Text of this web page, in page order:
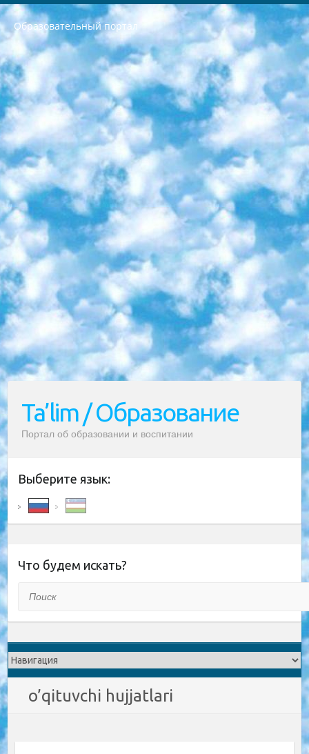
Образовательный портал
РЕСПУБЛИКА УЗБЕКИСТАН МИНИСТРЕРСТВО ДОШКОЛЬНОГО И ШКОЛЬНОГО ОБРАЗОВАНИЯ КОМАНДА в общеобразовательных учреждениях в 2023-2024 учебном году организация и проведение итоговой государственной аттестации обучающихся о Министра дошкольного и школьного образования Республики Узбекистан от 4 марта 2008 года (постановлением Минюста от 20 марта 2008 года № 1778 государственной регистрации) «Итоговое состояние учащихся общего среднего образования на основании положения об утверждении положения об аттестации общего среднего образования выпускной экзамен студентов в образовательных учреждениях в 2023-2024 учебном году В целях организации и прохождения аттестации приказываю: 1. Следующее: перечень предметов, по которым будет проводиться итоговая государственная аттестация и экзамен формы перевода согласно приложению 1; сертификаты международного образца, оценивающие уровень владения иностранными языками перечень согласно приложению 2; 2. Педагогический при специализированных образовательных учреждениях. научно-практический центр квалификации и международной оценки (Д.Давидова) 2024 г. До 25 марта: задания по предметам, по которым будет проводиться итоговая аттестация разработка и утверждение технических условий; итоговая аттестация на основании разработанного предметного задания разработка вопросов по предметам (устно и письменно), экзамен передача; общеобразовательные средние школы и специальные учебные заведения учащиеся выпускных классов школ и интернатов в агентской системе подготовка базы данных экзаменационных материалов и критериев оценки; перевод базы экзаменационных материалов на все языки обучения подать в Республиканский образовательный центр для изготовления; варианты экзаменов на основе разработанных контрольных материалов пусть будут поставлены задачи формирования. 3. Республиканский образовательный центр (Ш.Худайкулов) до 5 апреля 2024 года. до: база данных предоставленных экзаменационных материалов на все языки обучения перевод и экспертиза; для слепых, слабовидящих, глухих, слабослышащих и умственно отсталых детей учащиеся выпускных классов специализированных школ и школ-интернатов база данных экзаменационных материалов на всех преподаваемых языках подготовка критериев оценки; специализированные школы для умственно отсталых детей и технологии для учащихся выпускных классов школ-интернатов разработка соответствующих рекомендаций и критериев проведения ЕГЭ по естествознанию давать задания. 4. Педагогический при специализированных образовательных учреждениях. Научно-практический центр навыков и международной оценки (Д.Давидова), Республика образовательный центр (Худайкулов Ш.) итоговый государственный аттестационный экзамен ориентирован на творческое и логическое мышление при подготовке базы материалов учитывать введение заданий. 5. Следует отметить, что: сертификат государственного образца о знании общеобразовательного предмета и как минимум национальный уровень B1 по предметам на иностранных языках, указанным в Приложении 2. или международно признанный сертификат эквивалентного уровня студенты, изучающие определенный предмет, освобождаются от экзамена; по соответствующим предметам запланирована итоговая государственная аттестация за день до дня, путем жеребьевки Рабочей группой (в письменной форме по предметам, проводимым в форме) из числа сформированных вариантов выбрано 2 варианта; 2 выбранных варианта экзамена анонсированы на официальном сайте министерства и все выпускники по всей стране на основе этих вариантов проводит итоговую государственную аттестацию. 6. Государственное образование учащихся средних общеобразовательных учреждений. знания в соответствии с квалификационными требованиями, которые необходимо приобрести на основании стандартов итоговый (выпускной) контроль для 9 и 11 классов в целях тестирования Экзамены (далее – экзамены) состоят из предметов, перечисленных в приложении 1. будет сделано. 7. Экзамены пройдут с 26 мая по 15 июня 2024 г. (кроме науки физического воспитания). 8. Физическая для учащихся 9 классов общесредних образовательных учреждений. Экзамены по предмету «Образование, квалификация медицина» 1-6 мая 2024 года. сотрудники перевести под присмотр (с отклонениями в физическом или умственном развитии) специализированная школа для детей, школы-интернаты и со сколиозом школы-интернаты санаторного типа для больных детей исключены). 9. Он был слепым, слабовидящим и имел нарушения опорно-двигательного аппарата. экзамены в специализированных школах и интернатах для детей должны проводиться исходя из требований, предъявляемых к общеобразовательным учреждениям (физкультура кроме науки). 10. Специализированная школа для глухих и слабослышащих детей. и экзамены в интернатах и быть реализован в виде письменного теста по математике. 11. Специальность для умственно отсталых детей. Для 9 класса Родной язык и литературное письмо Государственный язык (язык обучения – узбекский). для неклассов) написано Математическое письмо Письменная/устная история Узбекистана Физическое воспитание практично Итоговый контроль Для 11 класса Написание родного языка и литературы (эссе) Математическое письмо Узбекский язык (обучение на узбекском языке) не посещающее общее среднее образование для учреждений)/Образовательное учреждение выбор письменный и устный Иностранный язык письменный/устный Письменная/устная история Узбекистана *По выбору студента:  Химия  Физика  Основы государственного права  География 10 бесплатных образовательных ресурсов - Мы составили подборку онлайн-проектов с интерактивными упражнениями, видеолекциями и статьями. Они помогут вам обрести новые и освежить старые знания бесплатно. 1. «ИНТУИТ» Старейшая образовательная площадка Рунета. Здесь вы найдёте сотни текстовых и видеокурсов на десятки различных тем — от программирования до психологии. Многие курсы подготовлены российскими университетами и крупными международными компаниями вроде Intel и Microsoft. Самостоятельное обучение бесплатное, но желающие могут оплатить услуги персональных наставников. 2. «Смартия» знакомит с актуальными профессиями и подсказывает, как им обучаться. Выбрав заинтересовавшую вас специальность — SMM-специалист, фотограф, веб-дизайнер или другую, — увидите список необходимых для неё умений. Чтобы вы могли освоить их самостоятельно, для каждого умения площадка отображает подборку ссылок на учебные материалы. Хотя «Смартия» ориентируется на русскоязычную аудиторию, часть контента всё же доступна только на английском. 3. «Лекторий Физтеха» Проект Московского физико-технического института (Физтеха). С его помощью вы можете смотреть онлайн серии лекций, записанные на видео в этом вузе. В числе доступных предметов — физика, биология, химия, информационные технологии и другие. К некоторым лекциям администрация ресурса прилагает готовые конспекты, которые можно скачивать в PDF-формате. 4. ITMOcourses Онлайн-площадка Санкт-Петербургского национального исследовательского университета информационных технологий, механики и оптики (ИТМО). Ресурс предоставляет свободный доступ к курсам, разработанным в этом вузе. Каталог материалов разбит на четыре категории: «Оптические системы и технологии», «Приборостроение и робототехника», «Информационные технологии» и «Биотехнологии». Курсы состоят из видеолекций, интерактивных демонстраций и заданий. 5. «КиберЛенинка» Электронная научная библиотека открытого доступа. Каталог площадки регулярно обрастает текстами статей из различных научных изданий. Сгруппированные по журналам и рубрикам публикации можно читать онлайн или скачивать целиком в PDF-формате. Проект нацелен на популяризацию науки за счёт открытого доступа к качественной информации. 6. «ПостНаука» На этом ресурсе публикуют подборки видеолекций, составленные экспертами из разных отраслей и объединённые общими темами. Среди них, к примеру, есть серии «Биоинформатика и геномика», «Культура средневековой Скандинавии» и Cinema Studies о теории кино. Каждая подборка лекций — логически связанная история, рассказанная экспертом от первого лица. Кроме того, на сайте появляются научно-образовательные статьи и тесты на разные темы. 7. «Newочём» Команда проекта «Newочём» отбирает самые интересные тексты из англоязычных СМИ и переводит те из них, за которые голосуют участники сообщества «ВКонтакте». По большей части это научно-популярные статьи. Редакторы придумывают лишь заголовки, в остальном содержание переводов соответствует оригиналам. Полные тексты можно читать прямо в социальной сети. 8. InternetUrok Онлайн-база материалов по основным дисциплинам школьной программы. Информация на сайте структурирована по классам, предметам и темам (урокам). Каждый урок состоит из видеолекций и конспектов. Есть также интерактивные тренажёры и тесты для закрепления пройденного материала. Даже если вы давно окончили школу, возможность повторить программу старших классов всегда может пригодиться. 9. Edutainme Ещё один ресурс об образовании. В отличие от Newtonew, как мне кажется, Edutainme больше ориентируется на представителей индустрии: педагогов, предпринимателей, разработчиков образовательных проектов. Но и любой, кто просто стремится к саморазвитию, найдёт на сайте много полезного и интересного для себя. Например, информацию о новых курсах и образовательных сервисах. 10. Newtonew Онлайн-медиа об образовании и обучении в широком смысле. Авторы Newtonew пишут об инструментах, заведениях, тактиках и стратегиях, которые помогают учить других и получать новые знания самостоятельно. На этой площадке вы найдёте новости, обзоры, аналитические мат
Ta’lim / Образование
Портал об образовании и воспитании
Выберите язык:
Что будем искать?
o’qituvchi hujjatlari